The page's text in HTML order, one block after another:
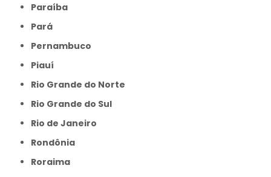
Paraíba
Pará
Pernambuco
Piauí
Rio Grande do Norte
Rio Grande do Sul
Rio de Janeiro
Rondônia
Roraima